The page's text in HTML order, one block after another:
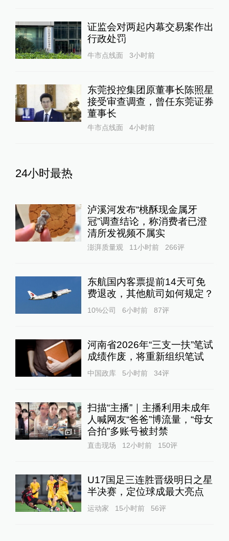
证监会对两起内幕交易案作出
行政处罚
牛市点线面 3小时前
东莞投控集团原董事长陈照星
接受审查调查，曾任东莞证券
董事长
牛市点线面 4小时前
24小时最热
泸溪河发布“桃酥现金属牙
冠”调查结论，称消费者已澄
清所发视频不属实
澎湃质量观 11小时前 266评
东航国内客票提前14天可免
费退改，其他航司如何规定？
10%公司 6小时前 87评
河南省2026年“三支一扶”笔试
成绩作废，将重新组织笔试
中国政库 5小时前 34评
1
扫描“主播”｜主播利用未成年
人喊网友“爸爸”博流量，“母女
合拍”多账号被封禁
直击现场 12小时前 150评
U17国足三连胜晋级明日之星
半决赛，定位球成最大亮点
运动家 15小时前 56评